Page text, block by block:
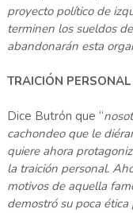
proyecto político de
terminen los sueldos
abandonarán esta
TRAICIÓN PERSONAL
Dice Butrón que “
cachondeo que le
quiere ahora
la traición personal.
motivos de aquella
demostró su poca